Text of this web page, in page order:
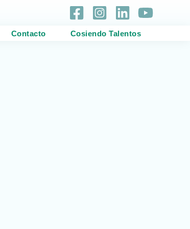
Contacto Cosiendo Talentos